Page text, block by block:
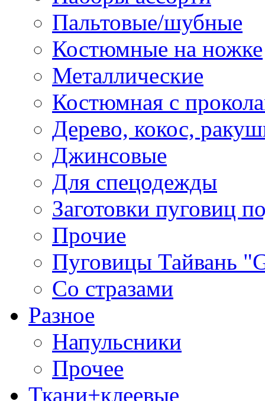
Пальтовые/шубные
Костюмные на ножке
Металлические
Костюмная с
Дерево, кокос,
Джинсовые
Для спецодежды
Заготовки пуговиц
Прочие
Пуговицы Тайвань
Со стразами
Разное
Напульсники
Прочее
Ткани+клеевые